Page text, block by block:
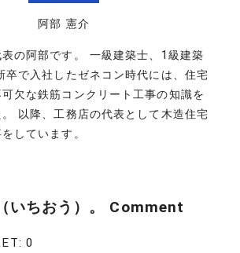
阿部 憲介
の阿部です。 一級建築士、1級建築
卒で入社したゼネコン時代には、住宅
欠な鉄筋コンクリート工事の知識を
以降、工務店の代表として木造住宅
しています。
いちおう）。 Comment
0